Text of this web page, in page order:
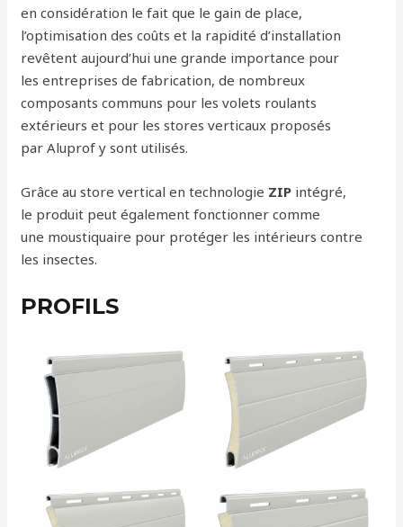
en considération le fait que le gain de place,
l’optimisation des coûts et la rapidité d’installation
revêtent aujourd’hui une grande importance pour
les entreprises de fabrication, de nombreux
composants communs pour les volets roulants
extérieurs et pour les stores verticaux proposés
par Aluprof y sont utilisés.
Grâce au store vertical en technologie ZIP intégré,
le produit peut également fonctionner comme
une moustiquaire pour protéger les intérieurs contre
les insectes.
PROFILS